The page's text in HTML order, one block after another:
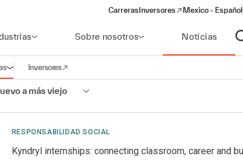
Carreras Inversores
(opens in a new window)
Mexico - Español
Sobre nosotros Noticias
Abrir navegación
Inversores
(opens in a new window)
a más viejo
RESPONSABILIDAD SOCIAL
Kyndryl internships: connecting classroom, career and